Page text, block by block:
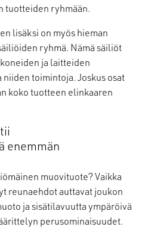
tuotteiden ryhmään.
lisäksi on myös hieman
ryhmä. Nämä säiliöt
ja laitteiden
toimintoja. Joskus osat
koko tuotteen elinkaaren
enemmän
muovituote? Vaikka
reunaehdot auttavat joukon
ja sisätilavuutta ympäröivä
perusominaisuudet.